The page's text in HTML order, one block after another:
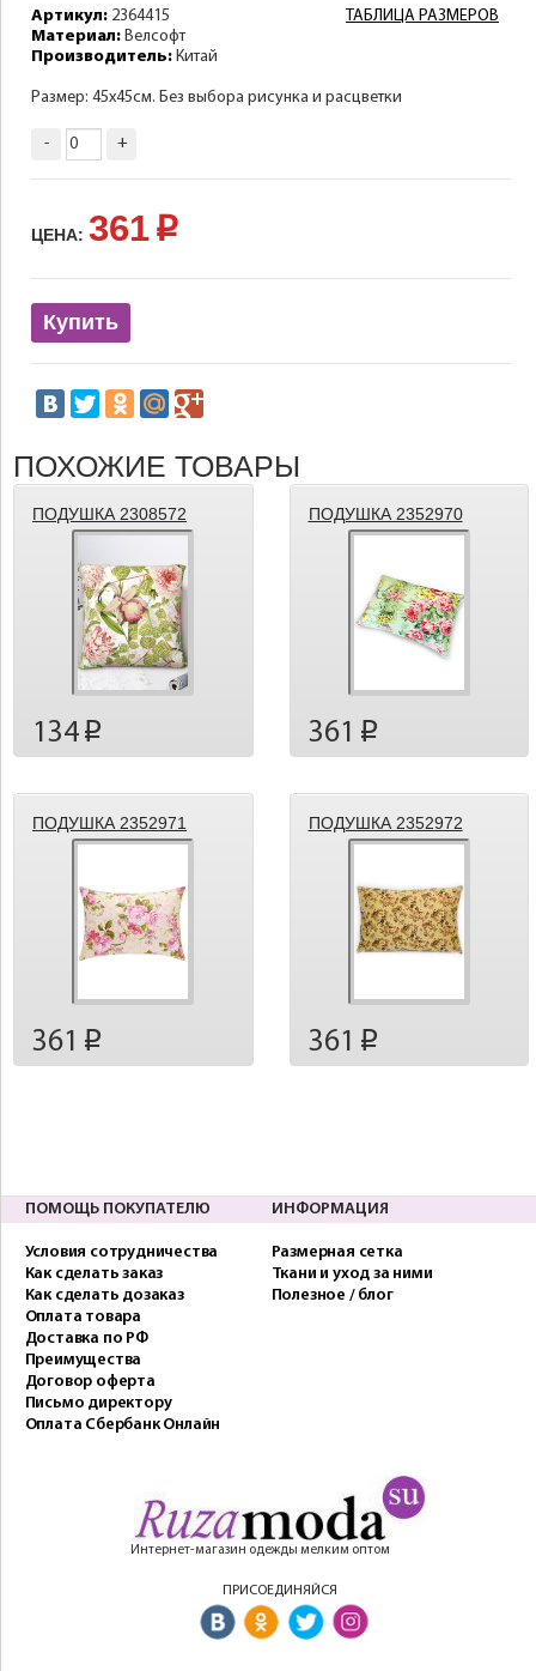
ТАБЛИЦА РАЗМЕРОВ
Артикул: 2364415
Материал: Велсофт
Производитель: Китай
Размер: 45х45см. Без выбора рисунка и расцветки
- +
ЦЕНА: 361 p
Купить
ПОХОЖИЕ ТОВАРЫ
ПОДУШКА 2308572
134 p
ПОДУШКА 2352970
361 p
ПОДУШКА 2352971
361 p
ПОДУШКА 2352972
361 p
ПОМОЩЬ ПОКУПАТЕЛЮ
Условия сотрудничества
Как сделать заказ
Как сделать дозаказ
Оплата товара
Доставка по РФ
Преимущества
Договор оферта
Письмо директору
Оплата Сбербанк Онлайн
ИНФОРМАЦИЯ
Размерная сетка
Ткани и уход за ними
Полезное / блог
Интернет-магазин одежды мелким оптом
ПРИСОЕДИНЯЙСЯ